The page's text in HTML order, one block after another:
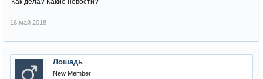
Как дела? Какие новости?
16 май 2018
Лошадь
New Member